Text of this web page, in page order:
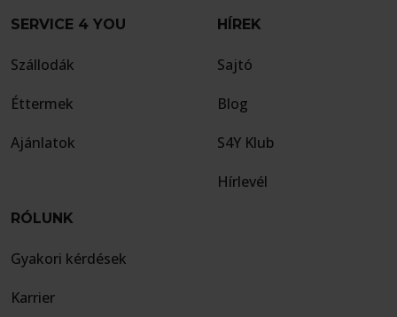
SERVICE 4 YOU
Szállodák
Éttermek
Ajánlatok
HÍREK
Sajtó
Blog
S4Y Klub
Hírlevél
RÓLUNK
Gyakori kérdések
Karrier